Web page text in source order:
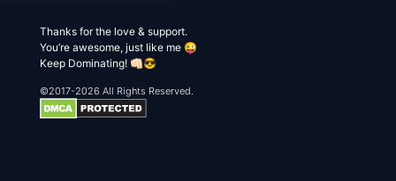
Thanks for the love & support.
You’re awesome, just like me 😜
Keep Dominating! 👊🏻😎
©2017-2026 All Rights Reserved.